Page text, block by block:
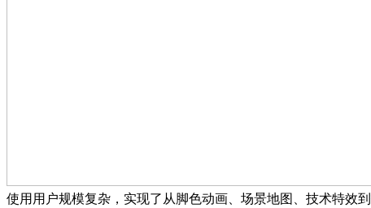
使用用户规模复杂，实现了从脚色动画、场景地图、技术特效